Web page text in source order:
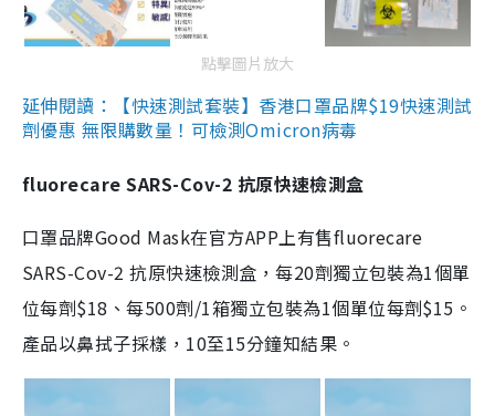
點擊圖片放大
延伸閱讀：【快速測試套裝】香港口罩品牌$19快速測試
劑優惠 無限購數量！可檢測Omicron病毒
fluorecare SARS-Cov-2 抗原快速檢測盒
口罩品牌Good Mask在官方APP上有售fluorecare
SARS-Cov-2 抗原快速檢測盒，每20劑獨立包裝為1個單
位每劑$18、每500劑/1箱獨立包裝為1個單位每劑$15。
產品以鼻拭子採樣，10至15分鐘知結果。